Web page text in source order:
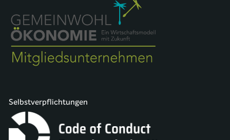
Selbstverpflichtungen